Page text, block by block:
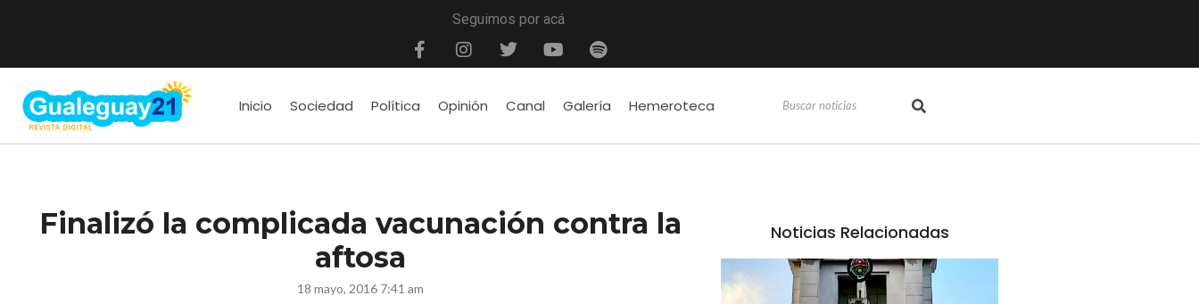
Seguimos por acá
Inicio Sociedad Política Opinión Canal Galería Hemeroteca
Finalizó la complicada vacunación contra la
aftosa
18 mayo, 2016 7:41 am
Noticias Relacionadas